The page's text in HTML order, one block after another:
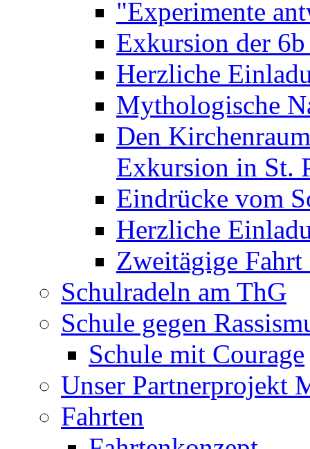
"Experimente
Exkursion der
Herzliche
Mythologische
Den
Exkursion in St.
Eindrücke vom
Herzliche
Zweitägige
Schulradeln am ThG
Schule gegen
Schule mit Courage
Unser Partnerprojekt
Fahrten